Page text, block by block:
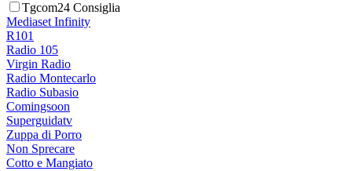
Tgcom24 Consiglia
Mediaset Infinity
R101
Radio 105
Virgin Radio
Radio Montecarlo
Radio Subasio
Comingsoon
Superguidatv
Zuppa di Porro
Non Sprecare
Cotto e Mangiato